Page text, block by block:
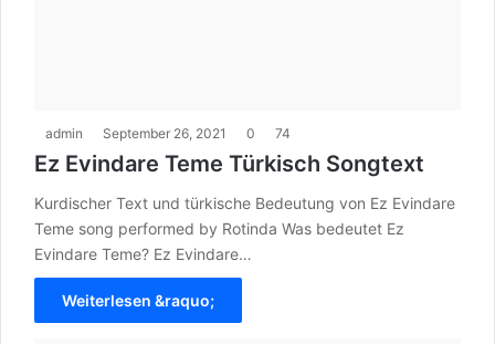
admin September 26, 2021 0 74
Ez Evindare Teme Türkisch Songtext
Kurdischer Text und türkische Bedeutung von Ez Evindare
Teme song performed by Rotinda Was bedeutet Ez
Evindare Teme? Ez Evindare…
Weiterlesen &raquo;